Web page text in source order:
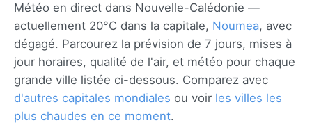
Météo en direct dans Nouvelle-Calédonie —
actuellement 20°C dans la capitale, Noumea, avec
dégagé. Parcourez la prévision de 7 jours, mises à
jour horaires, qualité de l'air, et météo pour chaque
grande ville listée ci-dessous. Comparez avec
d'autres capitales mondiales ou voir les villes les
plus chaudes en ce moment.